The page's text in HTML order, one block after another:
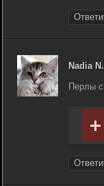
Nadia
Перлы с